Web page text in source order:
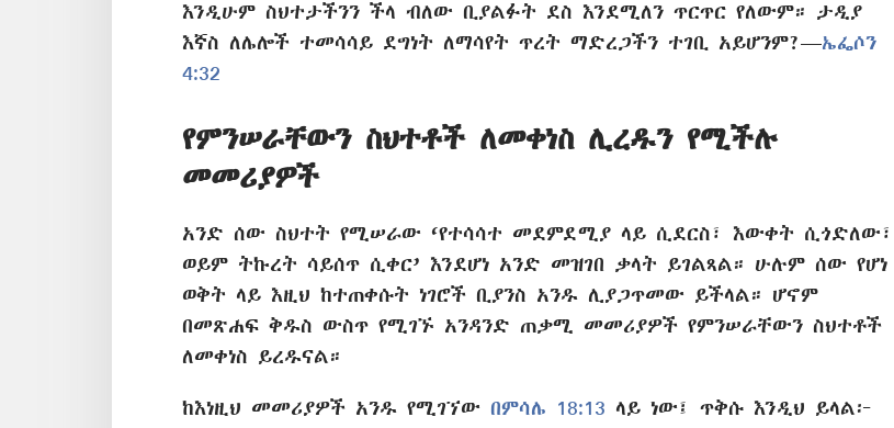
እንዲሁም ስህተታችንን ችላ ብለው ቢያልፉት ደስ እንደሚለን ጥርጥር የለውም። ታዲያ
እኛስ ለሌሎች ተመሳሳይ ደግነት ለማሳየት ጥረት ማድረጋችን ተገቢ አይሆንም?—ኤፌሶን
4:32
የምንሠራቸውን ስህተቶች ለመቀነስ ሊረዱን የሚችሉ
መመሪያዎች
አንድ ሰው ስህተት የሚሠራው ‘የተሳሳተ መደምደሚያ ላይ ሲደርስ፣ እውቀት ሲጎድለው፣
ወይም ትኩረት ሳይሰጥ ሲቀር’ እንደሆነ አንድ መዝገበ ቃላት ይገልጻል። ሁሉም ሰው የሆነ
ወቅት ላይ እዚህ ከተጠቀሱት ነገሮች ቢያንስ አንዱ ሊያጋጥመው ይችላል። ሆኖም
በመጽሐፍ ቅዱስ ውስጥ የሚገኙ አንዳንድ ጠቃሚ መመሪያዎች የምንሠራቸውን ስህተቶች
ለመቀነስ ይረዱናል።
ከእነዚህ መመሪያዎች አንዱ የሚገኘው በምሳሌ 18:13 ላይ ነው፤ ጥቅሱ እንዲህ ይላል፦